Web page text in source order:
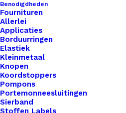
Benodigdheden
Fournituren
Allerlei
Applicaties
Borduurringen
Elastiek
Kleinmetaal
Knopen
Koordstoppers
Pompons
Portemonneesluitingen
Sierband
Stoffen Labels
1x
Stoer Met Sterretje
Little